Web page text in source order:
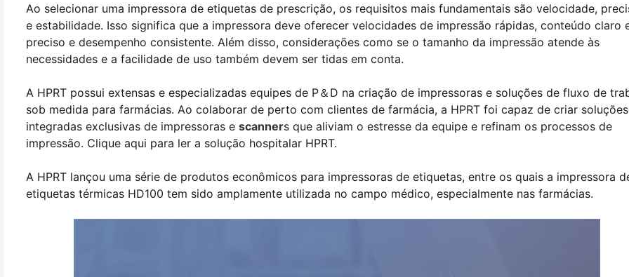
Ao selecionar uma impressora de etiquetas de prescrição, os requisitos mais fundamentais são velocidade,
e estabilidade. Isso significa que a impressora deve oferecer velocidades de impressão rápidas, conteúdo claro
preciso e desempenho consistente. Além disso, considerações como se o tamanho da impressão atende às
necessidades e a facilidade de uso também devem ser tidas em conta.
A HPRT possui extensas e especializadas equipes de P＆D na criação de impressoras e soluções de fluxo de
sob medida para farmácias. Ao colaborar de perto com clientes de farmácia, a HPRT foi capaz de criar soluções
integradas exclusivas de impressoras e scanners que aliviam o estresse da equipe e refinam os processos de
impressão. Clique aqui para ler a solução hospitalar HPRT.
A HPRT lançou uma série de produtos econômicos para impressoras de etiquetas, entre os quais a impressora
etiquetas térmicas HD100 tem sido amplamente utilizada no campo médico, especialmente nas farmácias.